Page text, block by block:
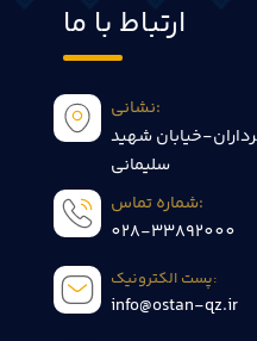
ارتباط با ما
نشانی:
خیابان شهید
سلیمانی
شماره تماس:
028-33892000
پست الکترونیک:
info@ostan-qz.ir